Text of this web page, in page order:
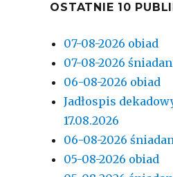
OSTATNIE 10
07-08-2026 obiad
07-08-2026
06-08-2026 obiad
Jadłospis
17.08.2026
06-08-2026
05-08-2026 obiad